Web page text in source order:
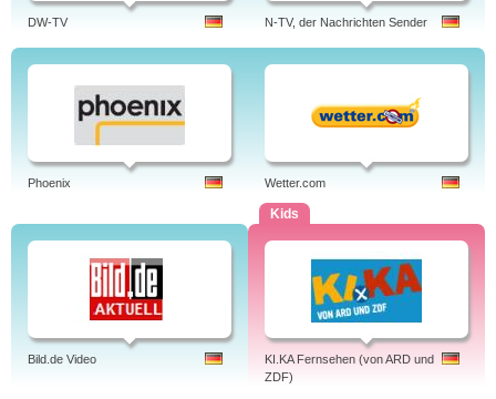
DW-TV N-TV, der Nachrichten Sender
Phoenix Wetter.com
Bild.de Video
Kids
KI.KA Fernsehen (von ARD und
ZDF)